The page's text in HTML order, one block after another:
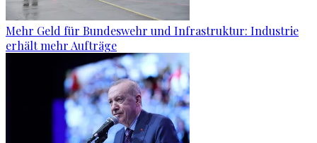
Mehr Geld für Bundeswehr und Infrastruktur: Industrie
erhält mehr Aufträge